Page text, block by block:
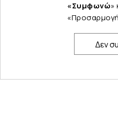
«Συμφωνώ»
Δεν